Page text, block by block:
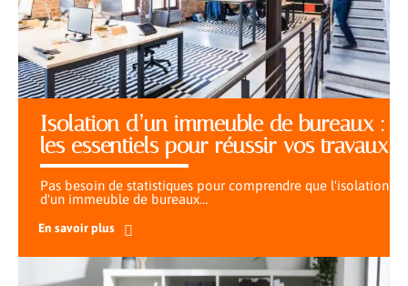
Isolation d’un immeuble de bureaux :
les essentiels pour réussir vos travaux
Pas besoin de statistiques pour comprendre que l'isolation
d'un immeuble de bureaux…
En savoir plus